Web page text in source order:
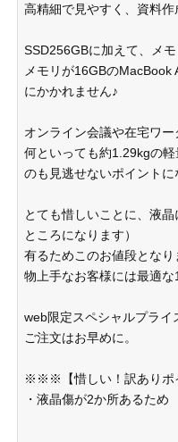
高精細で見やすく、資料
SSD256GBに加えて、メモ
メモリが16GBのMacBook
にかかれません♪
オンライン会議や在宅ワー
何といっても約1.29kgの
のも見逃せないポイントに
とても惜しいことに、液
ところになります）
有るためこのお値段とな
物上手なお客様には最適な
web限定スペシャルプライ
ご注文はお早めに。
※※※【惜しい！訳あり
・液晶傷が2か所あるため